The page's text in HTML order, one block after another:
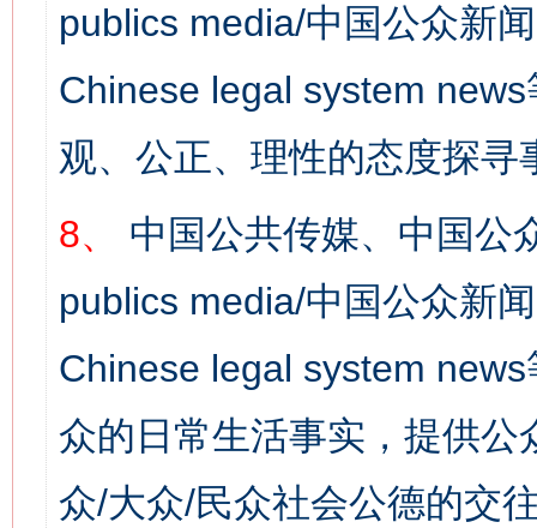
publics media/中国公众新
Chinese legal system
观、公正、理性的态度探寻
8、
中国公共传媒、中国公
publics media/中国公众新
Chinese legal system
众的日常生活事实，提供
众/大众/民众社会公德的交
网上购药对药下症？